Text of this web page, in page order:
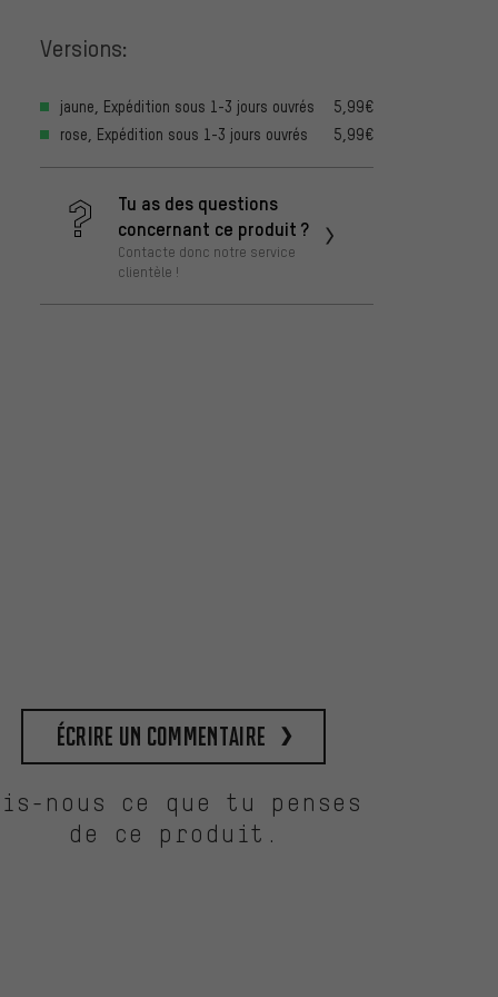
Versions:
jaune, Expédition sous 1-3 jours ouvrés
5,99€
rose, Expédition sous 1-3 jours ouvrés
5,99€
Tu as des questions
concernant ce produit ?
Contacte donc notre service
clientèle !
Écrire un commentaire
nous ce que tu penses
de ce produit.